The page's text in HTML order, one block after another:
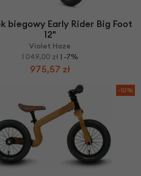
biegowy Early Rider Big Foot
12"
Violet Haze
1 049,00 zł | -7%
975,57 zł
-10%